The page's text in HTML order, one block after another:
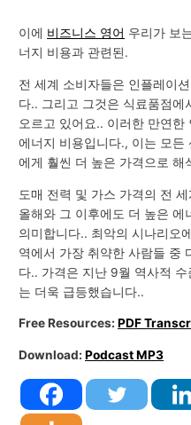
이에 비즈니스 영어 우리가 보
너지 비용과 관련된.
전 세계 소비자들은 인플레이
다.. 그리고 그것은 식료품점에
오르고 있어요.. 이러한 만연
에너지 비용입니다., 이는 모든
에게 훨씬 더 높은 가격으로 해
도매 전력 및 가스 가격의 전
올해와 그 이후에도 더 높은 에
의미합니다.. 최악의 시나리오
역에서 가장 취약한 사람들 중
다.. 가격은 지난 9월 역사적
는 더욱 급등했습니다..
Free Resources:PDF
Download:Podcast MP3